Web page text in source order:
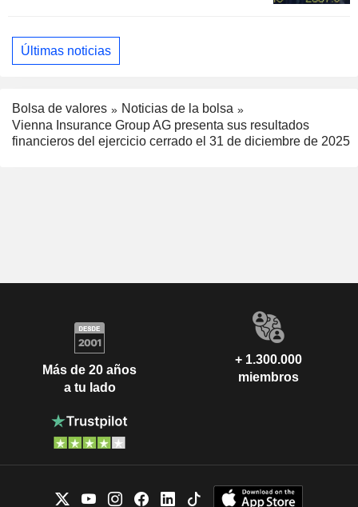
Últimas noticias
Bolsa de valores
Noticias de la bolsa
Vienna Insurance Group AG presenta sus resultados
financieros del ejercicio cerrado el 31 de diciembre de 2025
Más de 20 años
a tu lado
+ 1.300.000
miembros